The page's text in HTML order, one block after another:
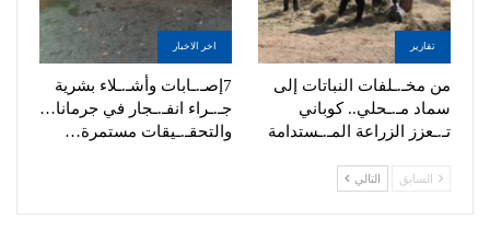
تقارير
من مخـ.ـلفات النباتات إلى
سماد مـ.ـحلي.. كوباني
تـ.ـعزز الزراعة المـ.ـستدامة
اخر الاخبار
7إصـ.ـابات وأشـ.ـلاء بشرية
جـ.ـراء انفـ.ـجار في جرمانا…
والتحقـ.ـيقات مستمرة…
السابق التالي